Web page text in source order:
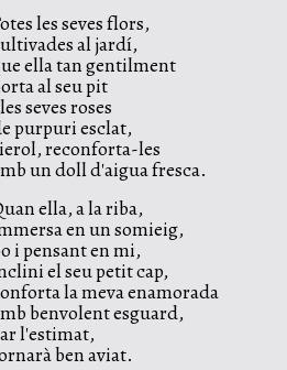
les seves flors,
al jardí,
ella tan gentilment
al seu pit
seves roses
purpuri esclat,
reconforta-les
un doll d'aigua fresca.
ella, a la riba,
en un somieig,
i pensant en mi,
el seu petit cap,
la meva enamorada
benvolent esguard,
l'estimat,
ben aviat.